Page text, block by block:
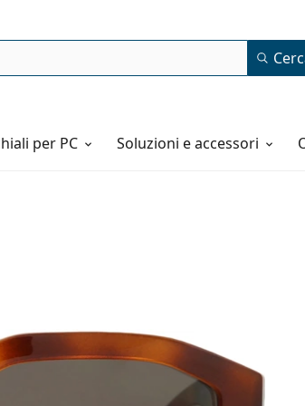
per PC Soluzioni e accessori